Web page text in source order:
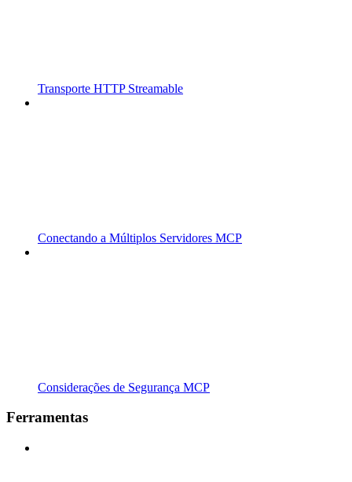
Transporte HTTP Streamable
Conectando a Múltiplos Servidores MCP
Considerações de Segurança MCP
Ferramentas